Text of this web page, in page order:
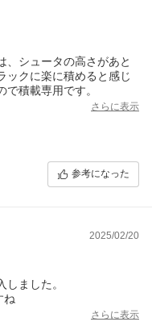
、シュータの高さがあと
ックに楽に積めると感じ
積載専用です。
さらに表示
参考になった
2025/02/20
ました。
ね
さらに表示